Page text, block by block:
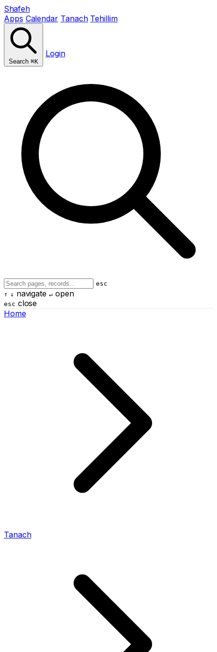
Shafeh
Apps Calendar Tanach Tehillim
Search ⌘K
Login
esc
↑ ↓ navigate ↵open
esc close
Home
Tanach